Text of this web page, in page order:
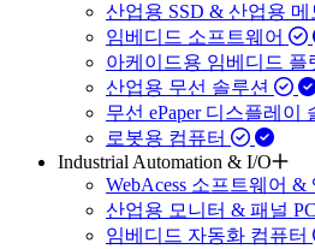
산업용 SSD & 산업용 메
임베디드 소프트웨어
아케이드용 임베디드 플
산업용 무선 솔루션
무선 ePaper 디스플레이
로봇용 컴퓨터
Industrial Automation & I/O
WebAcess 소프트웨어 &
산업용 모니터 & 패널 PC
임베디드 자동화 컴퓨터